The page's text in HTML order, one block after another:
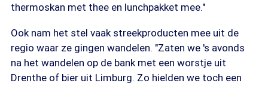
thermoskan met thee en lunchpakket mee."
Ook nam het stel vaak streekproducten mee uit de
regio waar ze gingen wandelen. "Zaten we 's avonds
na het wandelen op de bank met een worstje uit
Drenthe of bier uit Limburg. Zo hielden we toch een